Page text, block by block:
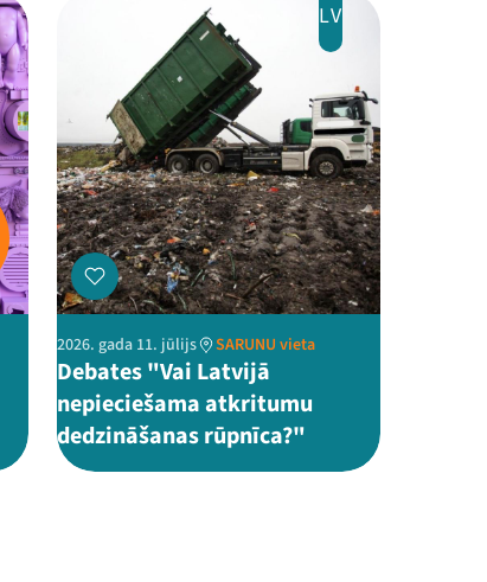
LV
2026. gada 11. jūlijs SARUNU vieta
Debates "Vai Latvijā
nepieciešama atkritumu
dedzināšanas rūpnīca?"